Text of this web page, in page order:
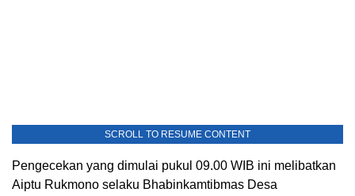
SCROLL TO RESUME CONTENT
Pengecekan yang dimulai pukul 09.00 WIB ini melibatkan
Aiptu Rukmono selaku Bhabinkamtibmas Desa